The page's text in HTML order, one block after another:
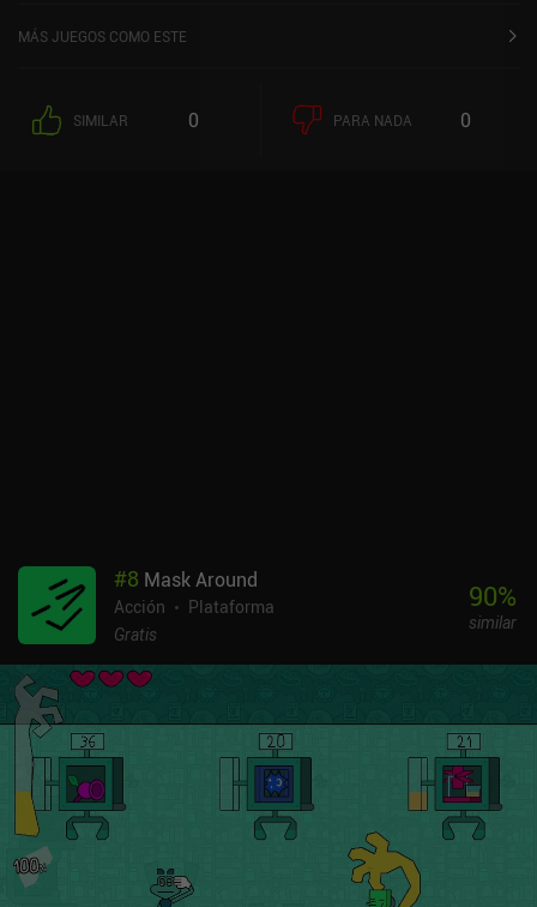
MÁS JUEGOS COMO ESTE
SIMILAR 0 PARA NADA 0
#8 Mask Around
Acción
Plataforma
Gratis
90%
similar